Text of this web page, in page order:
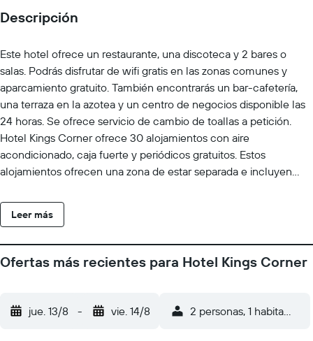
Descripción
Este hotel ofrece un restaurante, una discoteca y 2 bares o
salas. Podrás disfrutar de wifi gratis en las zonas comunes y
aparcamiento gratuito. También encontrarás un bar-cafetería,
una terraza en la azotea y un centro de negocios disponible las
24 horas. Se ofrece servicio de cambio de toallas a petición.
Hotel Kings Corner ofrece 30 alojamientos con aire
acondicionado, caja fuerte y periódicos gratuitos. Estos
alojamientos ofrecen una zona de estar separada e incluyen
egipcio. Se ofrece una televisión LED en todas las habitaciones.
Los baños están equipados con bañera o ducha, zapatillas y
ofrece acceso a Internet wifi gratis. Las habitaciones también
incluyen botella de agua gratuita y ventilador de techo. Es
secador de pelo. Se ofrece servicio de limpieza todos los días.
Leer más
Ofertas más recientes para Hotel Kings Corner
jue. 13/8 - vie. 14/8 2 personas, 1 habitación